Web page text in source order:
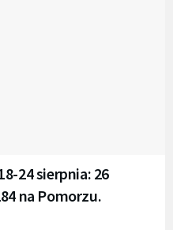
24 sierpnia: 26
na Pomorzu.